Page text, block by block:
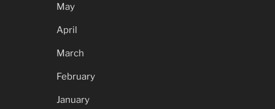
May
April
March
February
January